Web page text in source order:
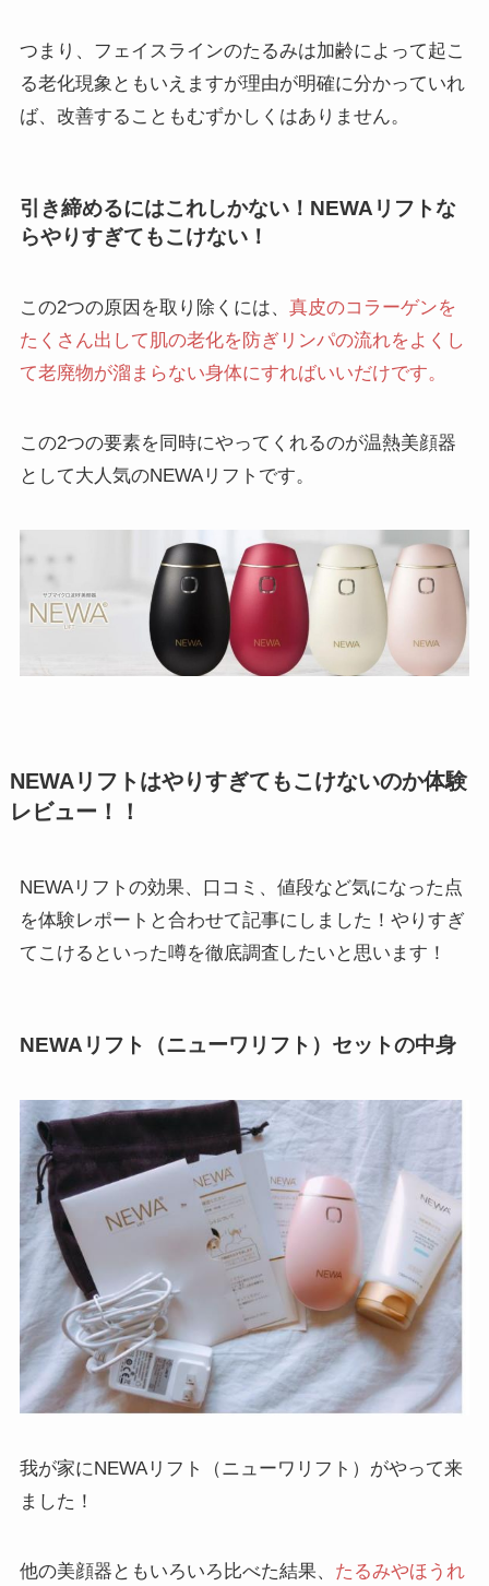
つまり、フェイスラインのたるみは加齢によって起こ
る老化現象ともいえますが理由が明確に分かっていれ
ば、改善することもむずかしくはありません。
引き締めるにはこれしかない！NEWAリフトな
らやりすぎてもこけない！
この2つの原因を取り除くには、 真皮のコラーゲンを
たくさん出して肌の老化を防ぎリンパの流れをよくし
て老廃物が溜まらない身体にすればいいだけです。
この2つの要素を同時にやってくれるのが温熱美顔器
として大人気のNEWAリフト です。
NEWAリフトはやりすぎてもこけないのか体験
レビュー！！
NEWAリフトの効果、口コミ、値段など気になった点
を体験レポートと合わせて記事にしました！やりすぎ
てこけるといった噂を徹底調査したいと思います！
NEWAリフト（ニューワリフト）セットの中身
我が家にNEWAリフト（ニューワリフト）がやって来
ました！
他の美顔器ともいろいろ比べた結果、 たるみやほうれ